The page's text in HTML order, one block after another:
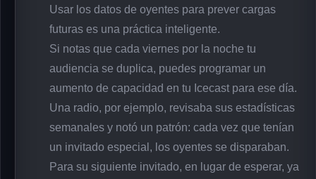
Usar los datos de oyentes para prever cargas
futuras es una práctica inteligente.
Si notas que cada viernes por la noche tu
audiencia se duplica, puedes programar un
aumento de capacidad en tu Icecast para ese día.
Una radio, por ejemplo, revisaba sus estadísticas
semanales y notó un patrón: cada vez que tenían
un invitado especial, los oyentes se disparaban.
Para su siguiente invitado, en lugar de esperar, ya